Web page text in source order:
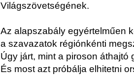
Világszövetségének.
Az alapszabály egyértelműen
a szavazatok régiónkénti
Úgy járt, mint a piroson
És most azt próbálja elhitetni